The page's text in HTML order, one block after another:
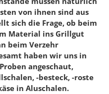
von ihnen sind aus
sich die Frage, ob beim
Material ins Grillgut
beim Verzehr
haben wir uns in
angeschaut,
-besteck, -roste
in Aluschalen.